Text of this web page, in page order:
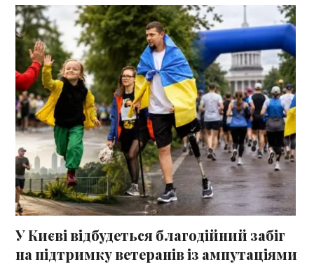
У Києві відбудеться благодійний забіг
на підтримку ветеранів із ампутаціями